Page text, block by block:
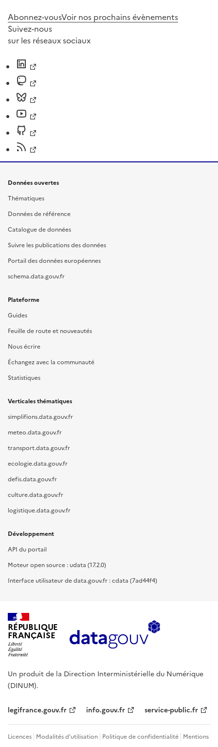
Abonnez-vousVoir nos prochains évènements
Suivez-nous
sur les réseaux sociaux
Données ouvertes
Thématiques
Données de référence
Catalogue de données
Suivre les publications des données
Portail des données européennes
schema.data.gouv.fr
Plateforme
Guides
Feuille de route et nouveautés
Nous écrire
Échangez avec la communauté
Statistiques
Verticales thématiques
simplifions.data.gouv.fr
meteo.data.gouv.fr
transport.data.gouv.fr
ecologie.data.gouv.fr
defis.data.gouv.fr
culture.data.gouv.fr
logistique.data.gouv.fr
Développement
API du portail
Moteur open source : udata (17.2.0)
Interface utilisateur de data.gouv.fr : cdata (7ad44f4)
RÉPUBLIQUE
FRANÇAISE
Un produit de la Direction Interministérielle du Numérique
(DINUM).
legifrance.gouv.fr info.gouv.fr service-public.fr
Licences Modalités d'utilisation Politique de confidentialité Mentions